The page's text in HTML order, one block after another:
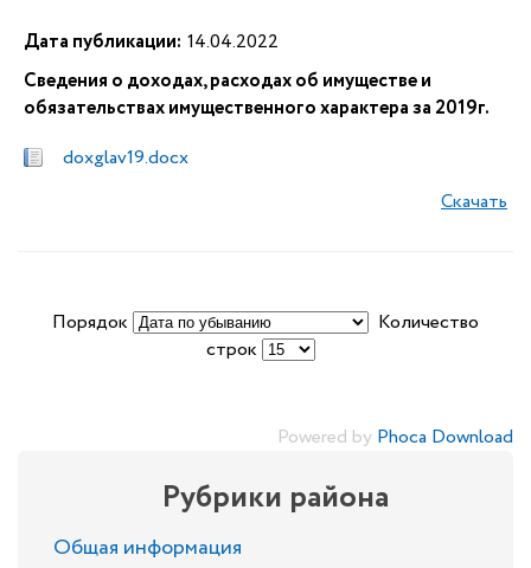
Дата публикации: 14.04.2022
Сведения о доходах, расходах об имуществе и
обязательствах имущественного характера за 2019г.
doxglav19.docx
Скачать
Порядок
Количество
строк
Powered by Phoca Download
Рубрики района
Общая информация